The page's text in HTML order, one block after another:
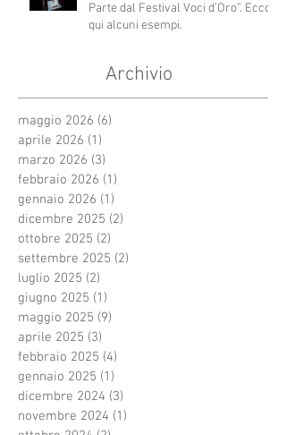
Parte dal Festival Voci d’Oro”. Ecco
qui alcuni esempi.
Archivio
maggio 2026 (6)
aprile 2026 (1)
marzo 2026 (3)
febbraio 2026 (1)
gennaio 2026 (1)
dicembre 2025 (2)
ottobre 2025 (2)
settembre 2025 (2)
luglio 2025 (2)
giugno 2025 (1)
maggio 2025 (9)
aprile 2025 (3)
febbraio 2025 (4)
gennaio 2025 (1)
dicembre 2024 (3)
novembre 2024 (1)